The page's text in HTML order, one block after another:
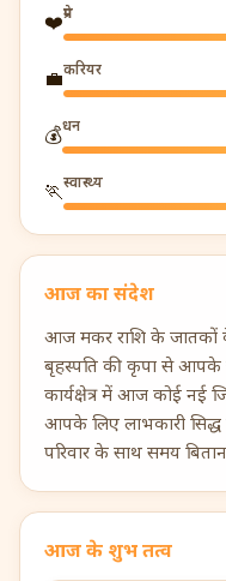
❤️प्रेम
💼करियर
💰धन
🏃स्वास्थ्य
आज का संदेश
आज मकर राशि के जातकों
बृहस्पति की कृपा से आपके
कार्यक्षेत्र में आज कोई नई
आपके लिए लाभकारी सिद्ध
परिवार के साथ समय
आज के शुभ तत्व